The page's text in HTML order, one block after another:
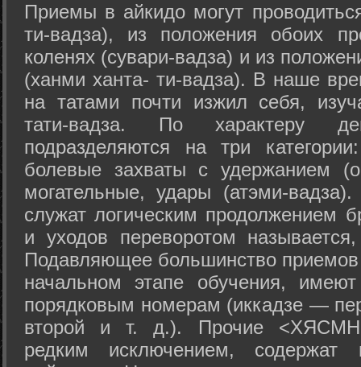
Приемы в айкидо могут
ти-вадза), из положения обоих
коленях (сувари-вадза) и из
(ханми ханта- ти-вадза). В наше
на татами почти изжил себя,
тати-вадза. По характеру
подразделяются на три
болевые захваты с удержанием
могательные, удары (атэми-
служат логическим продолжением
и уходов переворотом
Подавляющее большинство
начальном этапе обучения,
порядковым номерам (иккадзе —
второй и т. д.). Прочие
редким исключением, содержат